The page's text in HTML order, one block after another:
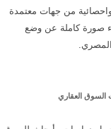
واحصائية من جهات معتمدة
صورة كاملة عن وضع
السوق العقاري